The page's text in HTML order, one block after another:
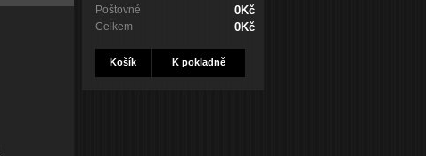
Poštovné 0Kč
Celkem 0Kč
Košík K pokladně